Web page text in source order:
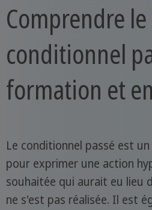
Comprendre le
conditionnel
formation et
Le conditionnel passé est
pour exprimer une action
souhaitée qui aurait eu lieu
ne s'est pas réalisée. Il est